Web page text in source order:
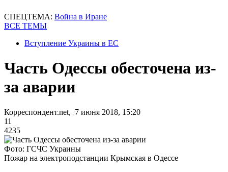
СПЕЦТЕМА: Война в Иране
ВСЕ ТЕМЫ
Вступление Украины в ЕС
Часть Одессы обесточена из-
за аварии
Корреспондент.net, 7 июня 2018, 15:20
11
4235
Фото: ГСЧС Украины
Пожар на электроподстанции Крымская в Одессе